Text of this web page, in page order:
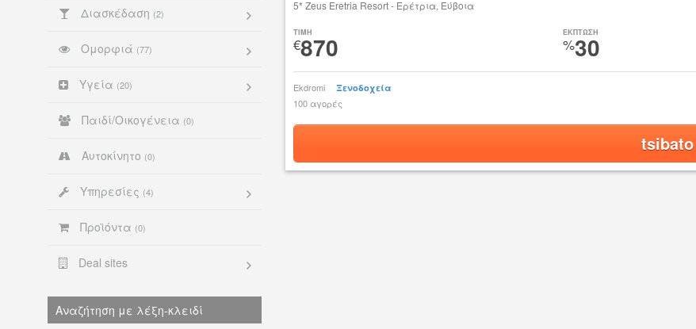
Διασκέδαση (2)
Ομορφιά (77)
Υγεία (20)
Παιδί/Οικογένεια (0)
Αυτοκίνητο (0)
Υπηρεσίες (4)
Προϊόντα (0)
Deal sites
Αναζήτηση με λέξη-κλειδί
5* Zeus Eretria Resort - Ερέτρια, Εύβοια
TIMH
€870 ΕΚΠΤΩΣΗ
%30
Ekdromi Ξενοδοχεία
100 αγορές
tsibato